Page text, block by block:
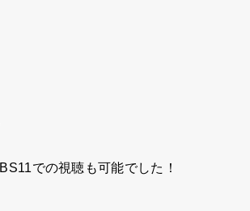
での視聴も可能でした！